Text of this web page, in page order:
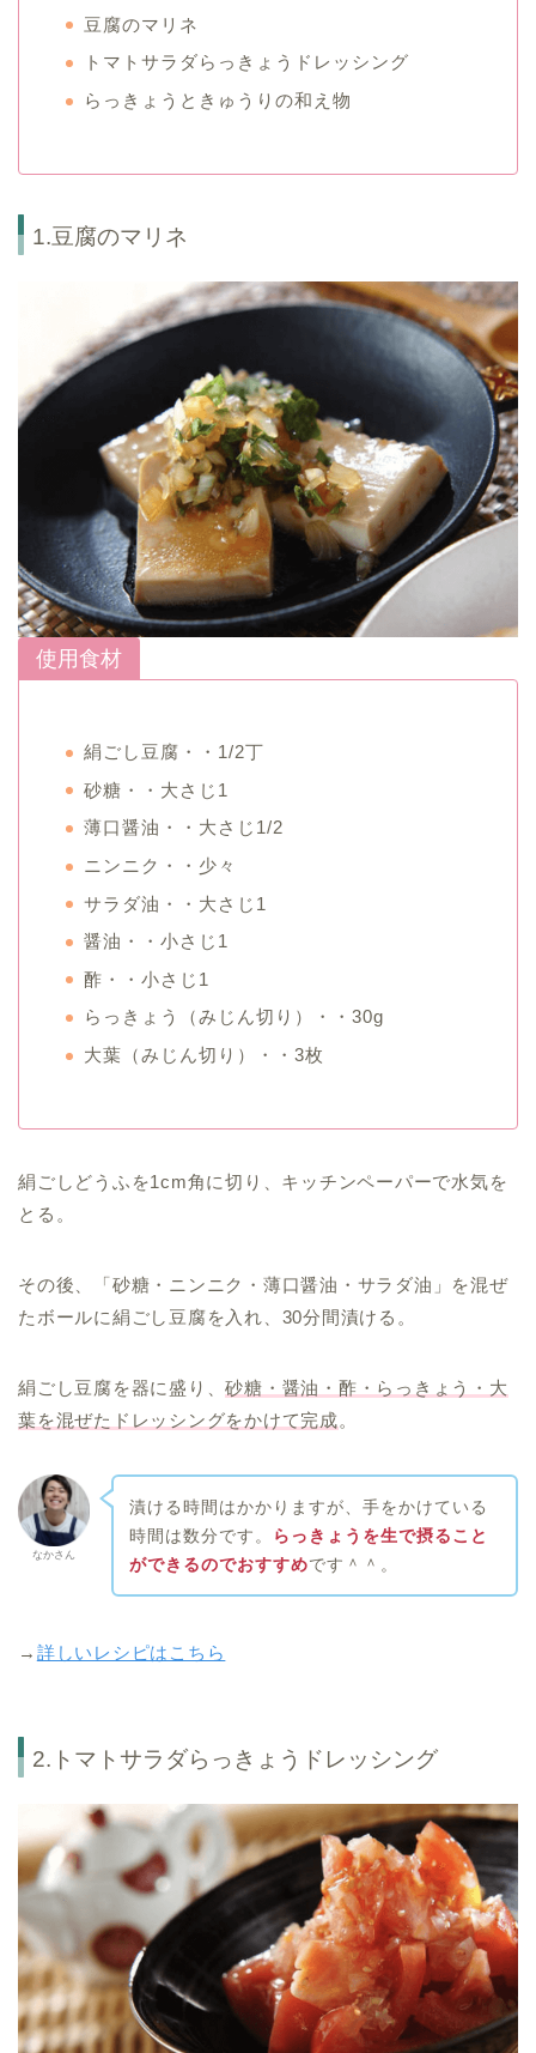
豆腐のマリネ
トマトサラダらっきょうドレッシング
らっきょうときゅうりの和え物
1.豆腐のマリネ
使用食材
絹ごし豆腐・・1/2丁
砂糖・・大さじ1
薄口醤油・・大さじ1/2
ニンニク・・少々
サラダ油・・大さじ1
醤油・・小さじ1
酢・・小さじ1
らっきょう（みじん切り）・・30g
大葉（みじん切り）・・3枚
絹ごしどうふを1cm角に切り、キッチンペーパーで水気を
とる。
その後、「砂糖・ニンニク・薄口醤油・サラダ油」を混ぜ
たボールに絹ごし豆腐を入れ、30分間漬ける。
絹ごし豆腐を器に盛り、砂糖・醤油・酢・らっきょう・大
葉を混ぜたドレッシングをかけて完成。
なかさん
漬ける時間はかかりますが、手をかけている
時間は数分です。
らっきょうを生で摂ること
ができるのでおすすめです＾＾。
→ 詳しいレシピはこちら
2.トマトサラダらっきょうドレッシング